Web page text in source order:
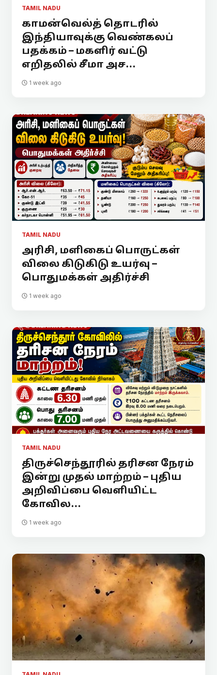
TAMIL NADU
காமன்வெல்த் தொடரில்
இந்தியாவுக்கு வெண்கலப்
பதக்கம் – மகளிர் வட்டு
எறிதலில் சீமா அச...
1 week ago
TAMIL NADU
அரிசி, மளிகைப் பொருட்கள்
விலை கிடுகிடு உயர்வு –
பொதுமக்கள் அதிர்ச்சி
1 week ago
TAMIL NADU
திருச்செந்தூரில் தரிசன நேரம்
இன்று முதல் மாற்றம் – புதிய
அறிவிப்பை வெளியிட்ட
கோவில...
1 week ago